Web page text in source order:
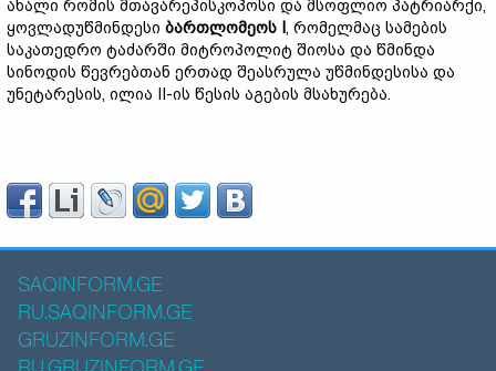
ახალი რომის მთავარეპისკოპოსი და მსოფლიო პატრიარქი,
ყოვლადუწმინდესი ბართლომეოს I , რომელმაც სამების
საკათედრო ტაძარში მიტროპოლიტ შიოსა და წმინდა
სინოდის წევრებთან ერთად შეასრულა უწმინდესისა და
უნეტარესის, ილია II-ის წესის აგების მსახურება.
SAQINFORM.GE
RU.SAQINFORM.GE
GRUZINFORM.GE